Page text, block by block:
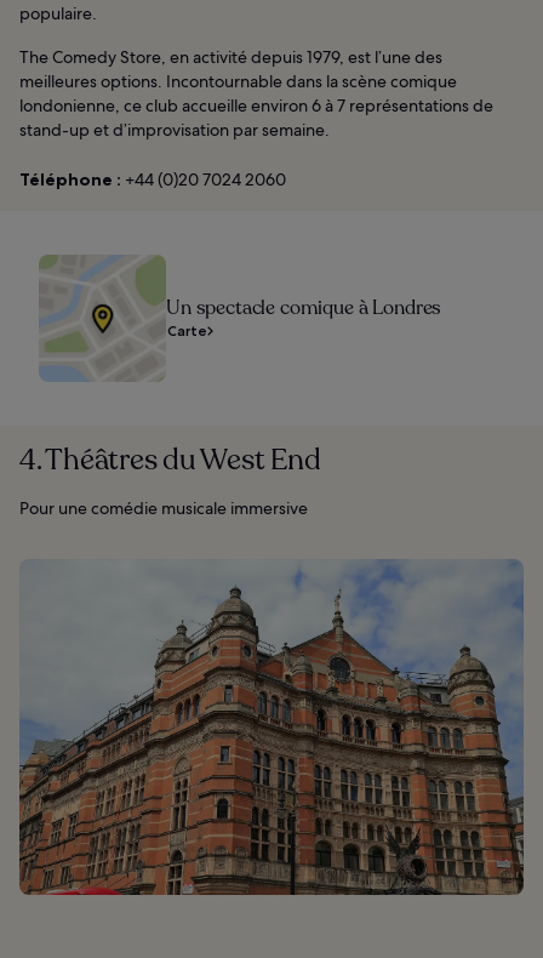
populaire.
The Comedy Store, en activité depuis 1979, est l’une des
meilleures options. Incontournable dans la scène comique
londonienne, ce club accueille environ 6 à 7 représentations de
stand-up et d’improvisation par semaine.
Téléphone : +44 (0)20 7024 2060
Un spectacle comique à Londres
Carte
4. Théâtres du West End
Pour une comédie musicale immersive